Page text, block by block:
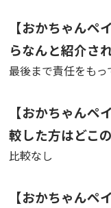
【おかちゃんペ
らなんと紹介さ
最後まで責任をもっ
【おかちゃんペ
較した方はどこ
比較なし
【おかちゃんペ